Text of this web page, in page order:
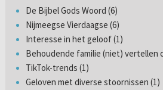
De Bijbel Gods Woord (6)
Nijmeegse Vierdaagse (6)
Interesse in het geloof (1)
Behoudende familie (niet) vertellen
TikTok-trends (1)
Geloven met diverse stoornissen (1)